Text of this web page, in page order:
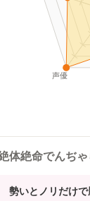
声優
体絶命でんぢ
勢いとノリだけ